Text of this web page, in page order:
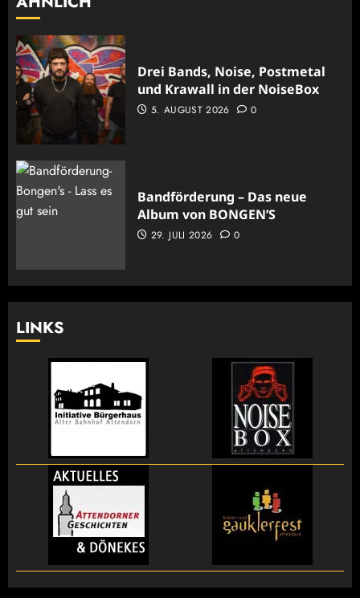
Drei Bands, Noise, Postmetal
und Krawall in der NoiseBox
5. AUGUST 2026 0
Bandförderung – Das neue
Album von BONGEN’S
29. JULI 2026 0
LINKS